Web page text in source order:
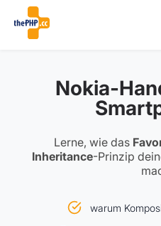
Nokia-
Lerne, wie das
Inheritance-Prinzip
warum